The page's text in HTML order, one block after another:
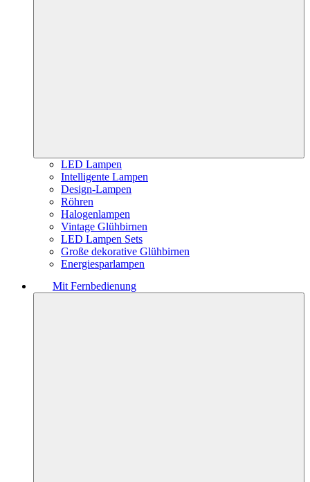
LED Lampen
Intelligente Lampen
Design-Lampen
Röhren
Halogenlampen
Vintage Glühbirnen
LED Lampen Sets
Große dekorative Glühbirnen
Energiesparlampen
Mit Fernbedienung